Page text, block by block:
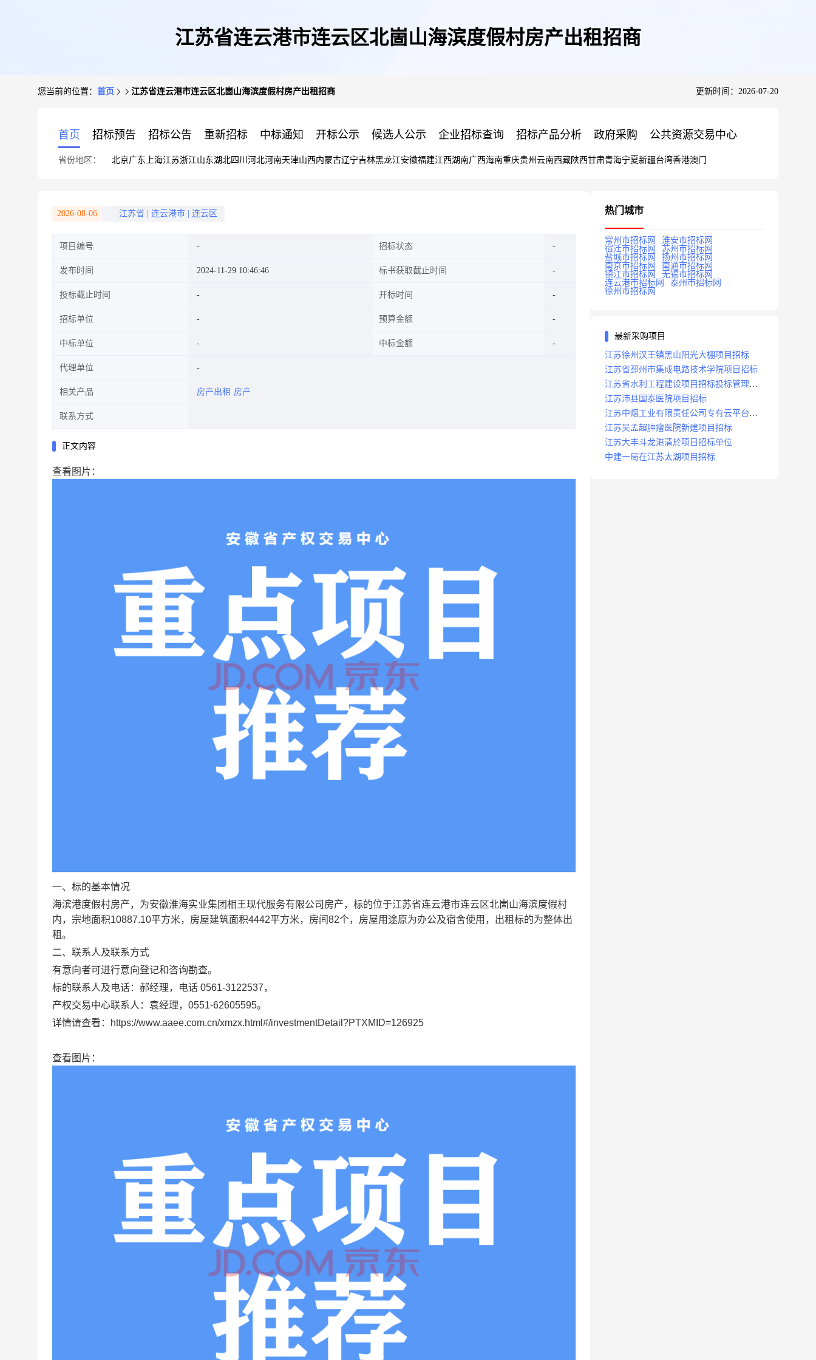
江苏省连云港市连云区北崮山海滨度假村房产出租招商
您当前的位置： 首页 江苏省连云港市连云区北崮山海滨度假村房产出租招商 更新时间：2026-07-20
首页 招标预告 招标公告 重新招标 中标通知 开标公示 候选人公示 企业招标查询 招标产品分析 政府采购 公共资源交易中心
省份地区： 北京广东 上海江苏浙江山东湖北四川 河北河南天津山西内蒙古辽宁吉林黑龙江安徽福建江西湖南广西海南重庆贵州 云南西藏陕西甘肃青海宁夏新疆台湾香港澳门
2026-08-06 江苏省 连云港市 连云区
项目编号 招标状态
发布时间 2024-11-29 10:46:46 标书获取截止时间
投标截止时间 开标时间
招标单位 预算金额
中标单位 中标金额
代理单位
相关产品 房产出租 房产
联系方式
正文内容
查看图片：
一、标的基本情况
海滨港度假村房产，为安徽淮海实业集团相王现代服务有限公司房产，标的位于江苏省连云港市连云区北崮山海滨度假村
内，宗地面积10887.10平方米，房屋建筑面积4442平方米，房间82个，房屋用途原为办公及宿舍使用，出租标的为整体出
租。
二、联系人及联系方式
有意向者可进行意向登记和咨询勘查。
标的联系人及电话：郝经理，电话 0561-3122537，
产权交易中心联系人：袁经理， 0551-62605595。
详情请查看：
https://www.aaee.com.cn/xmzx.html#/investmentDetail?PTXMID=126925
查看图片：
热门城市
常州市招标网
淮安市招标网
宿迁市招标网
苏州市招标网
盐城市招标网
扬州市招标网
南京市招标网
南通市招标网
镇江市招标网
无锡市招标网
连云港市招标网
泰州市招标网
徐州市招标网
最新采购项目
江苏徐州汉王镇黑山阳光大棚项目招标
江苏省邳州市集成电路技术学院项目招标
江苏省水利工程建设项目招标投标管理办
法
江苏沛县国泰医院项目招标
江苏中烟工业有限责任公司专有云平台扩
容项目招标
江苏吴孟超肿瘤医院新建项目招标
江苏大丰斗龙港清於项目招标单位
中建一局在江苏太湖项目招标